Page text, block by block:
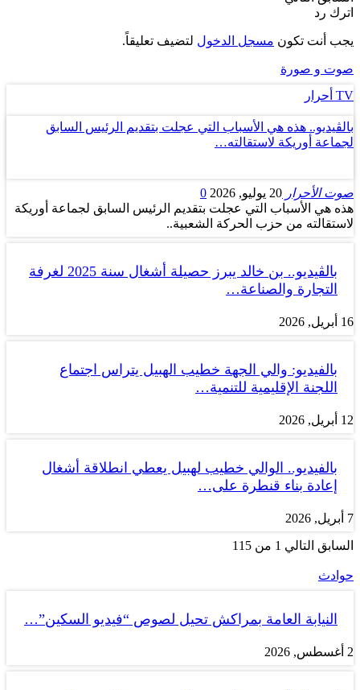
اترك رد
يجب أنت تكون مسجل الدخول لتضيف تعليقاً.
صوت و صورة
TV أحرار
بالڤيديو.. هذه هي الأسباب التي عجلت بتقديم الرئيس السابق
لجماعة أوريكة لاستقالته…
صوت الأحرار 20 يوليو, 2026
0
هذه هي الأسباب التي عجلت بتقديم الرئيس السابق لجماعة أوريكة
لاستقالته من حزب الحركة الشعبية..
بالڤيديو.. بن خالد يبرز حصيلة أشغال سنة 2025 لغرفة
التجارة والصناعة…
16 أبريل, 2026
بالفيديو: والي الجهة خطيب الهبيل يتراس اجتماع
اللجنة الإقليمية للتنمية…
12 أبريل, 2026
بالفيديو.. الوالي خطيب لهبيل يعطي انطلاقة أشغال
إعادة بناء قنطرة على…
7 أبريل, 2026
السابق التالي 1 من 115
حوادث
النيابة العامة بمراكش تحيل لصوص “فيديو السكين”…
2 أغسطس, 2026